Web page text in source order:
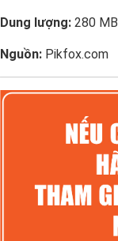
Dung lượng: 280 MB
Nguồn: Pikfox.com